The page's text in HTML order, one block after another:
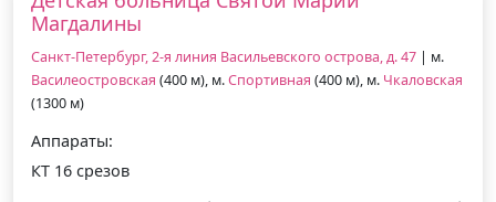
Магдалины
Санкт-Петербург, 2-я линия Васильевского острова, д. 47 | м.
Василеостровская (400 м), м.Спортивная (400 м), м. Чкаловская
(1300 м)
Аппараты:
КТ 16 срезов